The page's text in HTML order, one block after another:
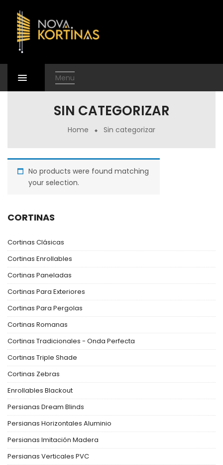
Menu
SIN CATEGORIZAR
Home Sin categorizar
CORTINAS
Cortinas Clásicas
Cortinas Enrollables
Cortinas Paneladas
Cortinas Para Exteriores
Cortinas Para Pergolas
Cortinas Romanas
Cortinas Tradicionales - Onda Perfecta
Cortinas Triple Shade
Cortinas Zebras
Enrollables Blackout
Persianas Dream Blinds
Persianas Horizontales Aluminio
Persianas Imitación Madera
Persianas Verticales PVC
No products were found matching
your selection.